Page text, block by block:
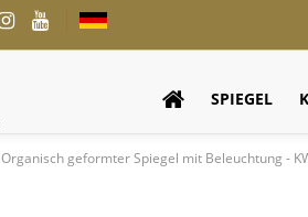
SPIEGEL
Organisch geformter Spiegel mit Beleuchtung -